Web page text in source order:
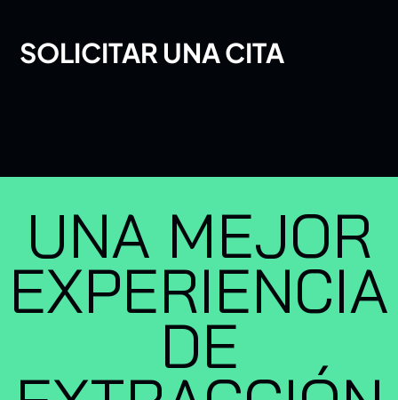
SOLICITAR UNA CITA
UNA MEJOR
EXPERIENCIA
DE